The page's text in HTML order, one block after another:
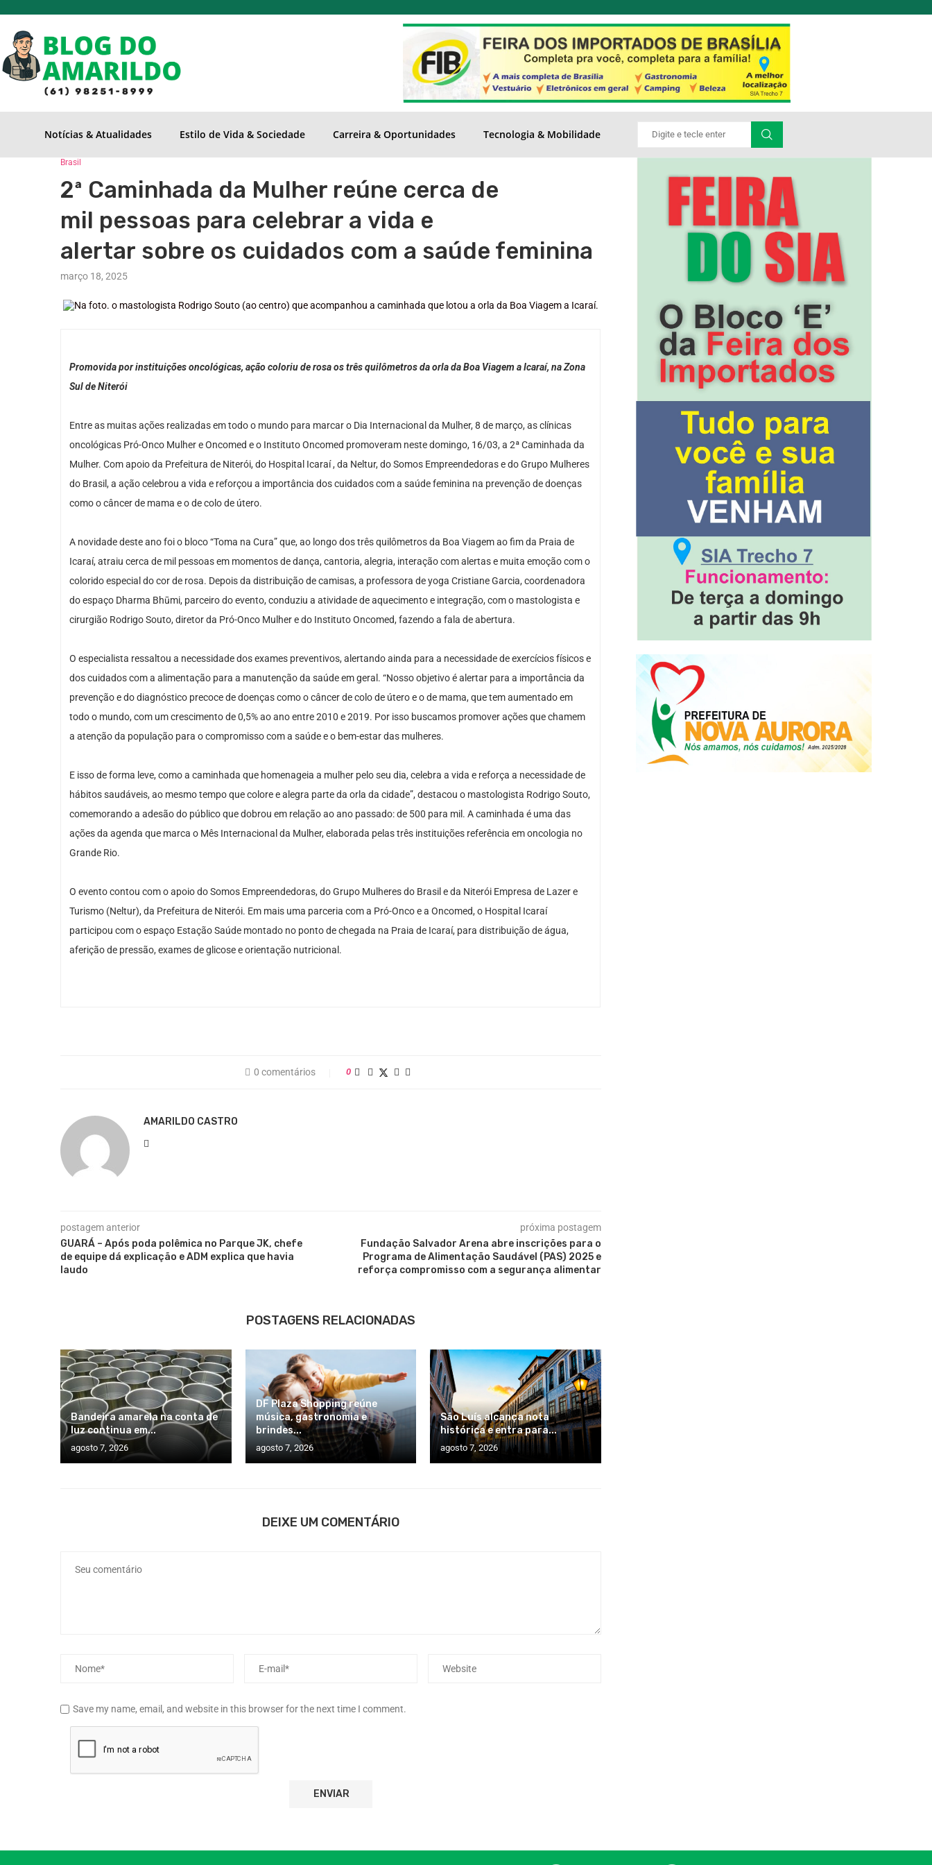
Notícias & Atualidades Estilo de Vida & Sociedade Carreira & Oportunidades Tecnologia & Mobilidade
Brasil
2ª Caminhada da Mulher reúne cerca de
mil pessoas para celebrar a vida e
alertar sobre os cuidados com a saúde feminina
março 18, 2025
Promovida por instituições oncológicas, ação coloriu de rosa os três quilômetros da orla da Boa Viagem a Icaraí, na Zona
Sul de Niterói
Entre as muitas ações realizadas em todo o mundo para marcar o Dia Internacional da Mulher, 8 de março, as clínicas
oncológicas Pró-Onco Mulher e Oncomed e o Instituto Oncomed promoveram neste domingo, 16/03, a 2ª Caminhada da
Mulher. Com apoio da Prefeitura de Niterói, do Hospital Icaraí , da Neltur, do Somos Empreendedoras e do Grupo Mulheres
do Brasil, a ação celebrou a vida e reforçou a importância dos cuidados com a saúde feminina na prevenção de doenças
como o câncer de mama e o de colo de útero.
A novidade deste ano foi o bloco “Toma na Cura” que, ao longo dos três quilômetros da Boa Viagem ao fim da Praia de
Icaraí, atraiu cerca de mil pessoas em momentos de dança, cantoria, alegria, interação com alertas e muita emoção com o
colorido especial do cor de rosa. Depois da distribuição de camisas, a professora de yoga Cristiane Garcia, coordenadora
do espaço Dharma Bhūmi, parceiro do evento, conduziu a atividade de aquecimento e integração, com o mastologista e
cirurgião Rodrigo Souto, diretor da Pró-Onco Mulher e do Instituto Oncomed, fazendo a fala de abertura.
O especialista ressaltou a necessidade dos exames preventivos, alertando ainda para a necessidade de exercícios físicos e
dos cuidados com a alimentação para a manutenção da saúde em geral. “Nosso objetivo é alertar para a importância da
prevenção e do diagnóstico precoce de doenças como o câncer de colo de útero e o de mama, que tem aumentado em
todo o mundo, com um crescimento de 0,5% ao ano entre 2010 e 2019. Por isso buscamos promover ações que chamem
a atenção da população para o compromisso com a saúde e o bem-estar das mulheres.
E isso de forma leve, como a caminhada que homenageia a mulher pelo seu dia, celebra a vida e reforça a necessidade de
hábitos saudáveis, ao mesmo tempo que colore e alegra parte da orla da cidade”, destacou o mastologista Rodrigo Souto,
comemorando a adesão do público que dobrou em relação ao ano passado: de 500 para mil. A caminhada é uma das
ações da agenda que marca o Mês Internacional da Mulher, elaborada pelas três instituições referência em oncologia no
Grande Rio.
O evento contou com o apoio do Somos Empreendedoras, do Grupo Mulheres do Brasil e da Niterói Empresa de Lazer e
Turismo (Neltur), da Prefeitura de Niterói. Em mais uma parceria com a Pró-Onco e a Oncomed, o Hospital Icaraí
participou com o espaço Estação Saúde montado no ponto de chegada na Praia de Icaraí, para distribuição de água,
aferição de pressão, exames de glicose e orientação nutricional.
0 comentários 0
AMARILDO CASTRO
postagem anterior
GUARÁ – Após poda polêmica no Parque JK, chefe
de equipe dá explicação e ADM explica que havia
laudo
próxima postagem
Fundação Salvador Arena abre inscrições para o
Programa de Alimentação Saudável (PAS) 2025 e
reforça compromisso com a segurança alimentar
POSTAGENS RELACIONADAS
Bandeira amarela na conta de
luz continua em...
agosto 7, 2026
DF Plaza Shopping reúne
música, gastronomia e
brindes...
agosto 7, 2026
São Luís alcança nota
histórica e entra para...
agosto 7, 2026
DEIXE UM COMENTÁRIO
Save my name, email, and website in this browser for the next time I comment.